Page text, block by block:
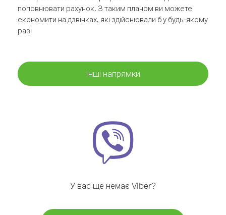
поповнювати рахунок. З таким планом ви можете
економити на дзвінках, які здійснювали б у будь-якому
разі
Інші напрямки
У вас ще немає Viber?